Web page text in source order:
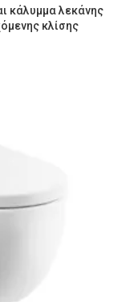
κάλυμμα λεκάνης
κλίσης